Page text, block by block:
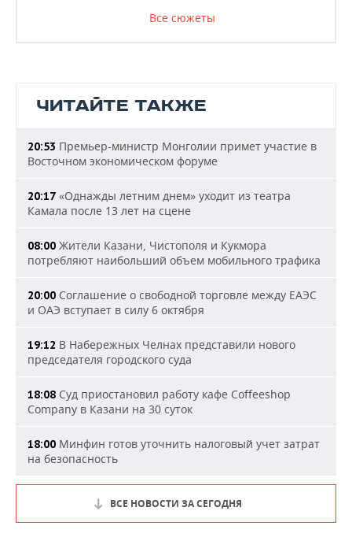
Все сюжеты
ЧИТАЙТЕ ТАКЖЕ
20:53 Премьер-министр Монголии примет участие в
Восточном экономическом форуме
20:17 «Однажды летним днем» уходит из театра
Камала после 13 лет на сцене
08:00 Жители Казани, Чистополя и Кукмора
потребляют наибольший объем мобильного трафика
20:00 Соглашение о свободной торговле между ЕАЭС
и ОАЭ вступает в силу 6 октября
19:12 В Набережных Челнах представили нового
председателя городского суда
18:08 Суд приостановил работу кафе Coffeeshop
Company в Казани на 30 суток
18:00 Минфин готов уточнить налоговый учет затрат
на безопасность
ВСЕ НОВОСТИ ЗА СЕГОДНЯ